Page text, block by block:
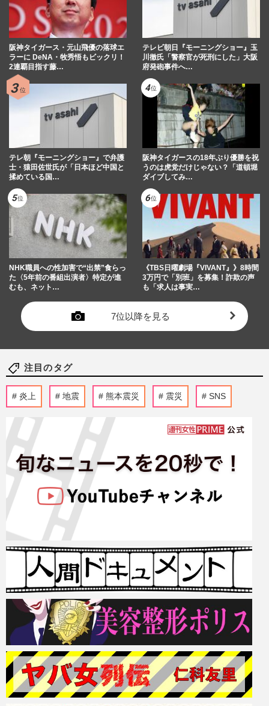
阪神タイガース・元山飛優の落球エ
ラーに DeNA・牧秀悟もビックリ！
2連覇目指す藤…
テレビ朝日『モーニングショー』玉
川徹氏「警察官が死刑にした」大阪
府発砲事件へ…
テレ朝『モーニングショー』で弁護
士・猿田佐世氏が「日本ほど中国と
揉めている国…
阪神タイガースの18年ぶり優勝を祝
うのは虎党だけじゃない？「道頓堀
ダイブしてみ…
NHK職員への性加害で“出禁”食らっ
た〈5年前の番組出演者〉特定が進
むも、ネット…
《TBS日曜劇場『VIVANT』》8時間
3万円で「別班」を募集！詐欺の声
も「求人は事実…
7位以降を見る
注目のタグ
炎上 地震 熊本震災 震災 SNS